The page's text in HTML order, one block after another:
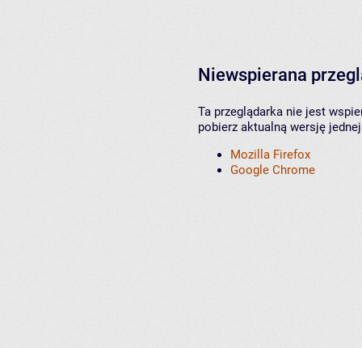
Niewspierana
Ta przeglądarka nie jest
pobierz aktualną wersję
Mozilla Firefox
Google Chrome